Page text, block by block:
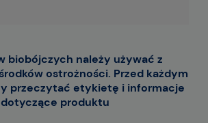
biobójczych należy używać z
ostrożności. Przed każdym
przeczytać etykietę i informacje
dotyczące produktu